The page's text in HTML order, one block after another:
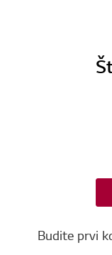
Budite prvi